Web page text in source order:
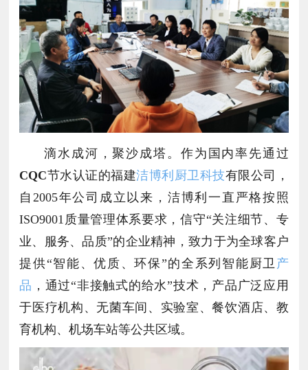
滴水成河，聚沙成塔。作为国内率先通过
CQC节水认证的福建洁博利厨卫科技有限公司，
自2005年公司成立以来，洁博利一直严格按照
ISO9001质量管理体系要求，信守“关注细节、专
业、服务、品质”的企业精神，致力于为全球客户
提供“智能、优质、环保”的全系列智能厨卫 产
品 ，通过“非接触式的给水”技术，产品广泛应用
于医疗机构、无菌车间、实验室、餐饮酒店、教
育机构、机场车站等公共区域。